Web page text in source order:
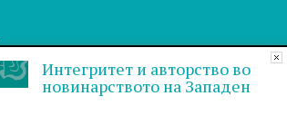
Интегритет и авторство во
новинарството на Западен